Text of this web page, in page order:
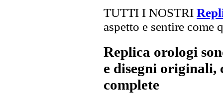
TUTTI I NOSTRI
aspetto e sentire
Replica orologi
e disegni originali,
complete